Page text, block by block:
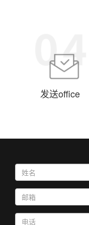
发送office